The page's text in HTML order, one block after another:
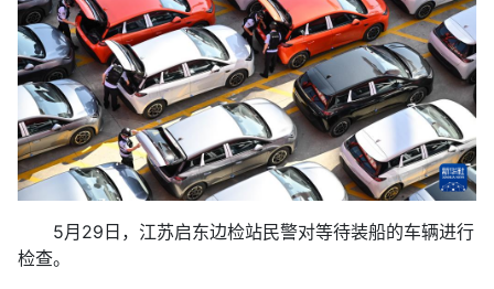
5月29日，江苏启东边检站民警对等待装船的车辆进行
检查。